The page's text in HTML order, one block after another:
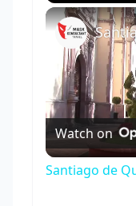
Play Unmute
Watch on
Santiago de